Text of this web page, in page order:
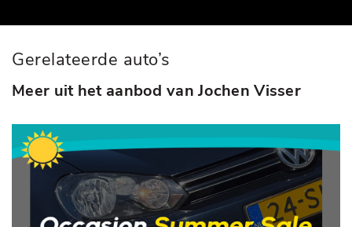
Gerelateerde auto’s
Meer uit het aanbod van Jochen Visser